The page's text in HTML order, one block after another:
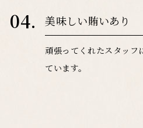
04. 美味しい賄いあり
頑張ってくれたスタッフ
ています。